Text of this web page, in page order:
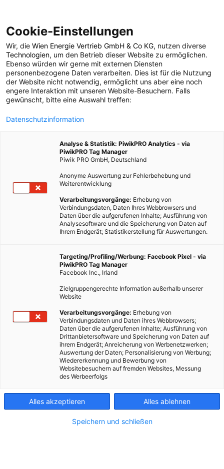
POSTS BY TAG
Solar Dekathlon
1 BEITRAG
Cookie-Einstellungen
Wir, die Wien Energie Vertrieb GmbH & Co KG, nutzen diverse
Technologien, um den Betrieb dieser Website zu ermöglichen.
Ebenso würden wir gerne mit externen Diensten
personenbezogene Daten verarbeiten. Dies ist für die Nutzung
der Website nicht notwendig, ermöglicht uns aber eine noch
engere Interaktion mit unseren Website-Besuchern. Falls
gewünscht, bitte eine Auswahl treffen:
Datenschutzinformation
Analyse & Statistik: PiwikPRO Analytics - via
PiwikPRO Tag Manager
Piwik PRO GmbH, Deutschland
Anonyme Auswertung zur Fehlerbehebung und
Weiterentwicklung
Verarbeitungsvorgänge: Erhebung von
Verbindungsdaten, Daten Ihres Webbrowsers und
Daten über die aufgerufenen Inhalte; Ausführung von
Analysesoftware und die Speicherung von Daten auf
Ihrem Endgerät; Statistikerstellung für Auswertungen.
Targeting/Profiling/Werbung: Facebook Pixel - via
PiwikPRO Tag Manager
Facebook Inc., Irland
Zielgruppengerechte Information außerhalb unserer
Website
Verarbeitungsvorgänge: Erhebung von
Verbindungsdaten und Daten ihres Webbrowsers;
Daten über die aufgerufenen Inhalte; Ausführung von
Drittanbietersoftware und Speicherung von Daten auf
ihrem Endgerät; Anreicherung von Werbenetzwerken;
Auswertung der Daten; Personalisierung von Werbung;
Wiedererkennung und Bewerbung von
Websitebesuchern auf fremden Websites, Messung
des Werbeerfolgs
Alles akzeptieren Alles ablehnen
Speichern und schließen